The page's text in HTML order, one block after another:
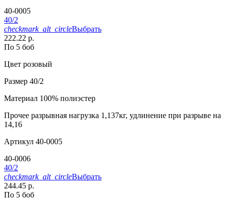
40-0005
40/2
checkmark_alt_circleВыбрать
222.22 р.
По 5 боб
Цвет розовый
Размер 40/2
Материал 100% полиэстер
Прочее разрывная нагрузка 1,137кг, удлинение при разрыве на
14,16
Артикул 40-0005
40-0006
40/2
checkmark_alt_circleВыбрать
244.45 р.
По 5 боб